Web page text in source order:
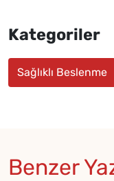
Kategoriler
Sağlıklı Beslenme
Benzer